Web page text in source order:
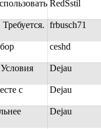
RedSstil
frbusch71
ceshd
Dejau
с
Dejau
Dejau